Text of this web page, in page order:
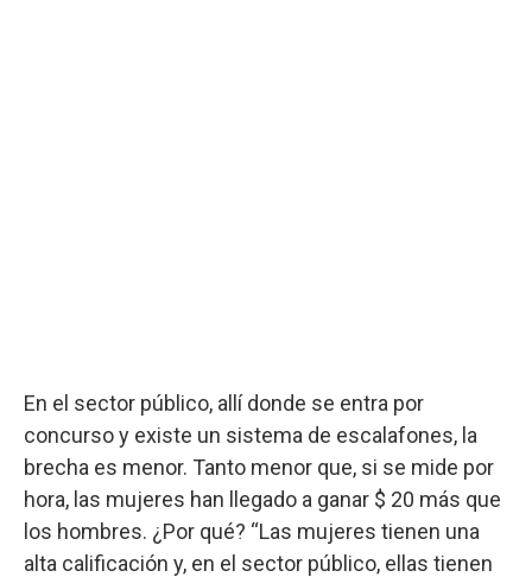
En el sector público, allí donde se entra por
concurso y existe un sistema de escalafones, la
brecha es menor. Tanto menor que, si se mide por
hora, las mujeres han llegado a ganar $ 20 más que
los hombres. ¿Por qué? “Las mujeres tienen una
alta calificación y, en el sector público, ellas tienen